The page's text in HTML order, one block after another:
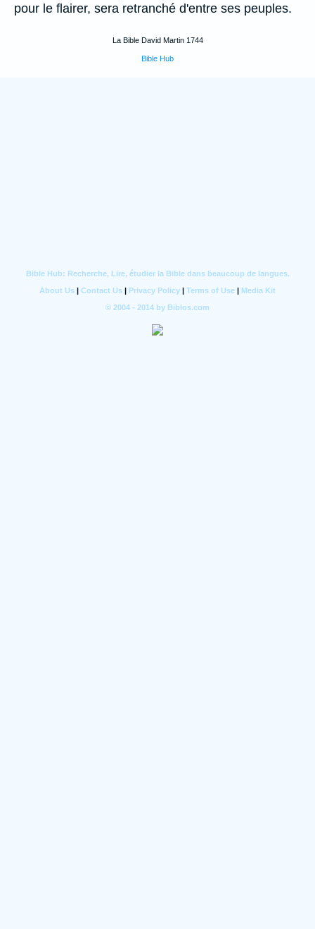
pour le flairer, sera retranché d'entre ses peuples.
La Bible David Martin 1744
Bible Hub